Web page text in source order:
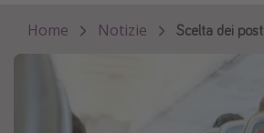
Voli
Hotel
Home Notizie